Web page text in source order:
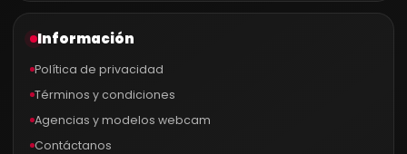
Información
Política de privacidad
Términos y condiciones
Agencias y modelos webcam
Contáctanos